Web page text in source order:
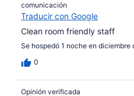
comunicación
Traducir con Google
Clean room friendly staff
Se hospedó 1 noche en diciembre
0
Opinión verificada